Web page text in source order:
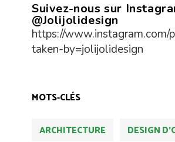
Suivez-nous sur
@Jolijolidesign
https://www.instagram.com/
taken-by=jolijolidesign
MOTS-CLÉS
ARCHITECTURE
DESIGN